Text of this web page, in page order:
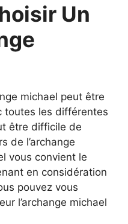
Un
michael peut être
toutes les différentes
être difficile de
de l’archange
vous convient le
en considération
pouvez vous
l’archange michael